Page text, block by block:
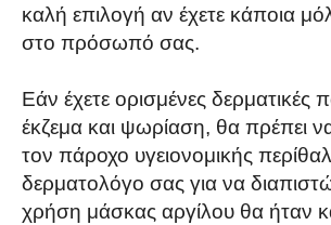
καλή επιλογή αν έχετε κάποια
στο πρόσωπό σας.
Εάν έχετε ορισμένες δερματικές
έκζεμα και ψωρίαση, θα πρέπει
τον πάροχο υγειονομικής
δερματολόγο σας για να
χρήση μάσκας αργίλου θα ήταν